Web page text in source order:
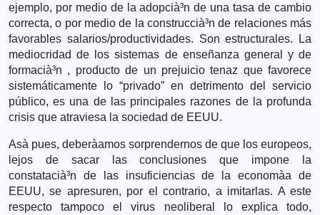
ejemplo, por medio de la adopcià³n de una tasa de cambio
correcta, o por medio de la construccià³n de relaciones más
favorables salarios/productividades. Son estructurales. La
mediocridad de los sistemas de enseñanza general y de
formacià³n , producto de un prejuicio tenaz que favorece
sistemáticamente lo “privado” en detrimento del servicio
público, es una de las principales razones de la profunda
crisis que atraviesa la sociedad de EEUU.
Asà­ pues, deberà­amos sorprendernos de que los europeos,
lejos de sacar las conclusiones que impone la
constatacià³n de las insuficiencias de la economà­a de
EEUU, se apresuren, por el contrario, a imitarlas. A este
respecto tampoco el virus neoliberal lo explica todo,